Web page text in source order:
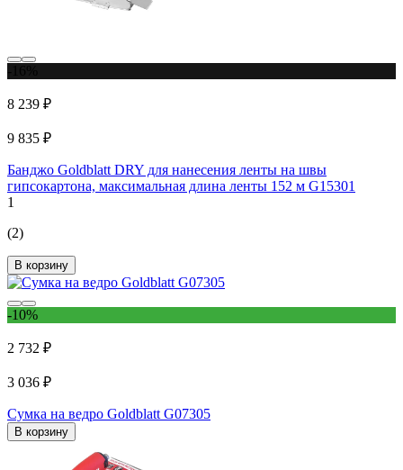
8 239 ₽
9 835 ₽
Банджо Goldblatt DRY для нанесения ленты на швы
гипсокартона, максимальная длина ленты 152 м G15301
1
(2)
В корзину
-10%
2 732 ₽
3 036 ₽
Сумка на ведро Goldblatt G07305
В корзину